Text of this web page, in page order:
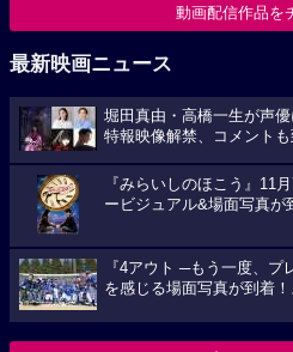
動画配信作品を
最新映画ニュース
堀田真由・高橋一生が声
特報映像解禁、コメント
『みらいしのほこう』11
ービジュアル&場面写真が
『4アウト ─もう一度、プ
を感じる場面写真が到着